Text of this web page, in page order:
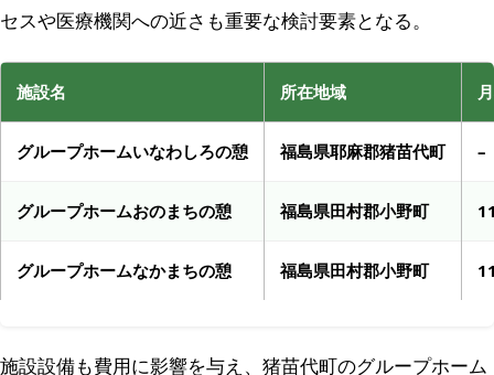
セスや医療機関への近さも重要な検討要素となる。
施設名 所在地域
グループホームいなわしろの憩 福島県耶麻郡猪苗代町 –
グループホームおのまちの憩 福島県田村郡小野町
グループホームなかまちの憩 福島県田村郡小野町
施設設備も費用に影響を与え、猪苗代町のグループホーム